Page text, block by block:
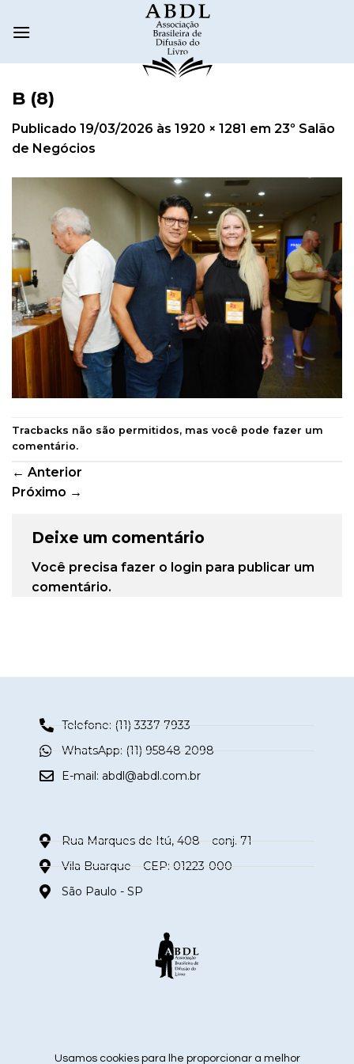
B (8)
Publicado 19/03/2026 às 1920 × 1281 em 23º Salão
de Negócios
Tracbacks não são permitidos, mas você pode fazer um
comentário.
← Anterior
Próximo →
Deixe um comentário
Você precisa fazer o login para publicar um
comentário.
Telefone: (11) 3337-7933
WhatsApp: (11) 95848-2098
E-mail: abdl@abdl.com.br
Rua Marques de Itú, 408 – conj. 71
Vila Buarque – CEP: 01223-000
São Paulo - SP
siga nas redes sociais
Usamos cookies para lhe proporcionar a melhor